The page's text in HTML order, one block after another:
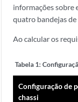
informações sobre
quatro bandejas de
Ao calcular os
Tabela 1:
Configuração de
chassi